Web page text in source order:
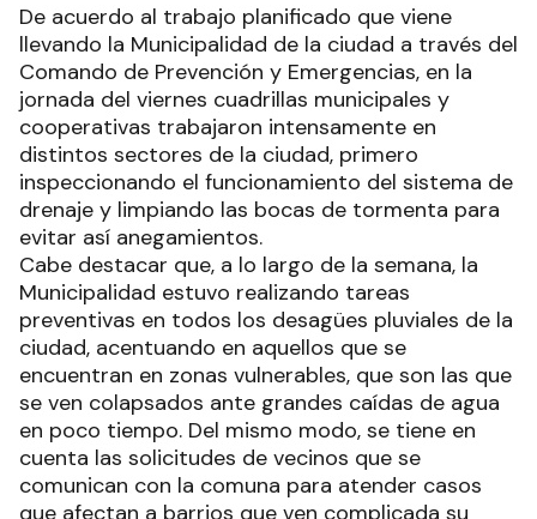
De acuerdo al trabajo planificado que viene
llevando la Municipalidad de la ciudad a través del
Comando de Prevención y Emergencias, en la
jornada del viernes cuadrillas municipales y
cooperativas trabajaron intensamente en
distintos sectores de la ciudad, primero
inspeccionando el funcionamiento del sistema de
drenaje y limpiando las bocas de tormenta para
evitar así anegamientos.
Cabe destacar que, a lo largo de la semana, la
Municipalidad estuvo realizando tareas
preventivas en todos los desagües pluviales de la
ciudad, acentuando en aquellos que se
encuentran en zonas vulnerables, que son las que
se ven colapsados ante grandes caídas de agua
en poco tiempo. Del mismo modo, se tiene en
cuenta las solicitudes de vecinos que se
comunican con la comuna para atender casos
que afectan a barrios que ven complicada su